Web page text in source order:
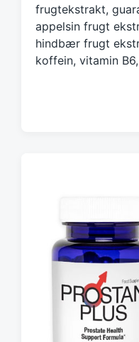
frugtekstrakt,
appelsin frugt
hindbær frugt
koffein, vitamin